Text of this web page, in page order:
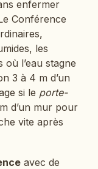
enfermer
Conférence
les
l’eau stagne
3 à 4 m d’un
si le porte-
d’un mur pour
vite après
avec de